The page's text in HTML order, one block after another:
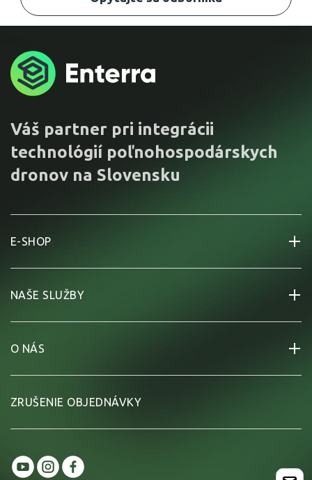
Váš partner pri integrácii
technológií poľnohospodárskych
dronov na Slovensku
E-SHOP
NAŠE SLUŽBY
O NÁS
ZRUŠENIE OBJEDNÁVKY